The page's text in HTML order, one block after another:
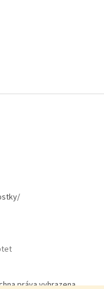
práva vyhrazena.